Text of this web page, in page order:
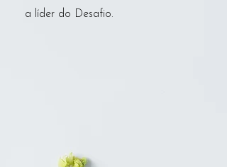
a líder do Desafio.